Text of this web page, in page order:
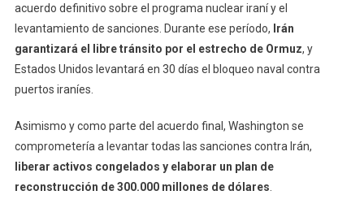
acuerdo definitivo sobre el programa nuclear iraní y el
levantamiento de sanciones. Durante ese período, Irán
garantizará el libre tránsito por el estrecho de Ormuz, y
Estados Unidos levantará en 30 días el bloqueo naval contra
puertos iraníes.
Asimismo y como parte del acuerdo final, Washington se
comprometería a levantar todas las sanciones contra Irán,
liberar activos congelados y elaborar un plan de
reconstrucción de 300.000 millones de dólares